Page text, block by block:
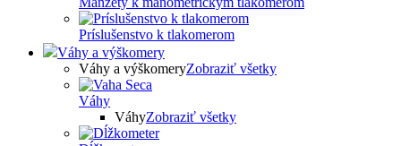
Príslušenstvo k tlakomerom
Váhy a výškomery
Váhy a výškomeryZobraziť všetky
Váhy
VáhyZobraziť všetky